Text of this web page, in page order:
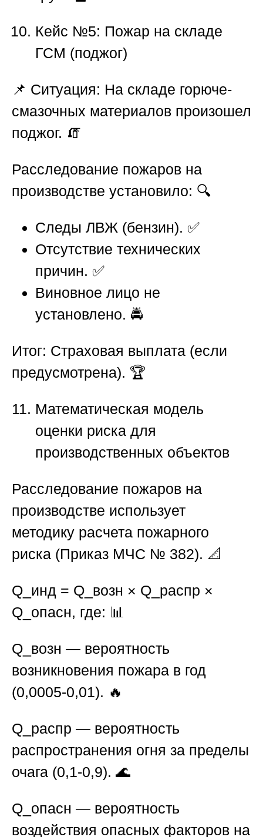
Кейс №5: Пожар на складе
ГСМ (поджог)
📌 Ситуация: На складе горюче-
смазочных материалов произошел
поджог. 🧯
Расследование пожаров на
производстве установило: 🔍
Следы ЛВЖ (бензин). ✅
Отсутствие технических
причин. ✅
Виновное лицо не
установлено. 🚔
Итог: Страховая выплата (если
предусмотрена). 🏆
Математическая модель
оценки риска для
производственных объектов
Расследование пожаров на
производстве использует
методику расчета пожарного
риска (Приказ МЧС № 382). 📐
Q_инд = Q_возн × Q_распр ×
Q_опасн, где: 📊
Q_возн — вероятность
возникновения пожара в год
(0,0005-0,01). 🔥
Q_распр — вероятность
распространения огня за пределы
очага (0,1-0,9). 🌊
Q_опасн — вероятность
воздействия опасных факторов на